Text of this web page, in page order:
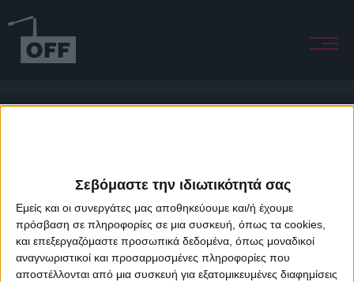
Σεβόμαστε την ιδιωτικότητά σας
Εμείς και οι συνεργάτες μας αποθηκεύουμε και/ή έχουμε
πρόσβαση σε πληροφορίες σε μια συσκευή, όπως τα cookies,
και επεξεργαζόμαστε προσωπικά δεδομένα, όπως μοναδικοί
αναγνωριστικοί και προσαρμοσμένες πληροφορίες που
αποστέλλονται από μια συσκευή για εξατομικευμένες διαφημίσεις
About Offradio Business Class Terms & Conditions
Privacy Policy
Designed & developed byporcupine colors&Fotis Alexandrou